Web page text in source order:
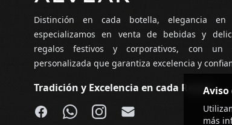
Aviso
más
Distinción en cada botella, elegancia en
especializamos en venta de bebidas y
regalos festivos y corporativos, con un
personalizada que garantiza excelencia y
Tradición y Excelencia en cada Regalo
Facebook
WhatsApp
Instagram
Email